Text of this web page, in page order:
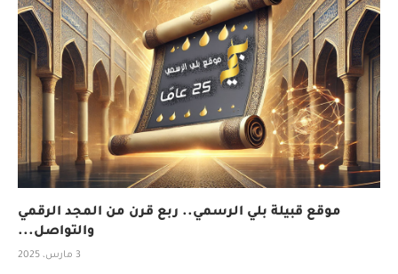
موقع قبيلة بلي الرسمي.. ربع قرن من المجد الرقمي
والتواصل...
3 مارس، 2025